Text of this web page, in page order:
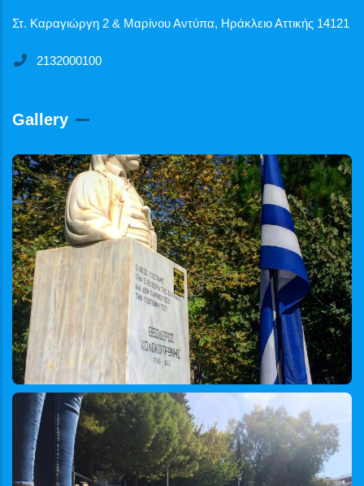
Στ. Καραγιώργη 2 & Μαρίνου Αντύπα, Ηράκλειο Αττικής 14121
2132000100
Gallery